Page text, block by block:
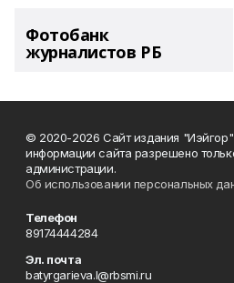
Фотобанк
журналистов РБ
© 2020-2026 Сайт издания
информации сайта разрешено
администрации.
Об использовании персональных
Телефон
89174444284
Эл. почта
batyrgarieva.l@rbsmi.ru